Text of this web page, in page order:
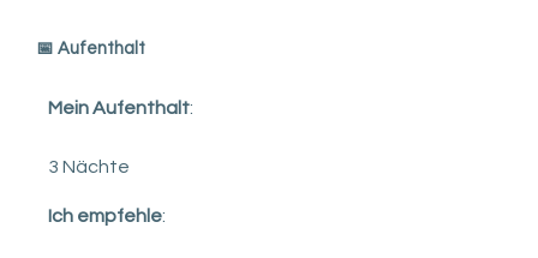
️📅 Aufenthalt
Mein Aufenthalt:
3 Nächte
Ich empfehle: